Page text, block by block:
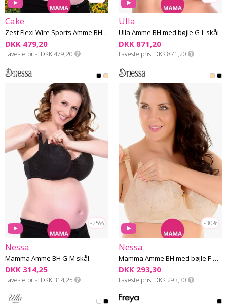
Cake
Zest Flexi Wire Sports Amme BH med bøjle F-K skål
DKK 479,20
Laveste pris DKK 479,20
Ulla
Ulla Amme BH med bøjle G-L skål
DKK 871,20
Laveste pris DKK 871,20
-25%
Nessa
Mamma Amme BH G-M skål
DKK 314,25
Laveste pris DKK 314,25
-30%
Nessa
Mamma Amme BH med bøjle F-M skål
DKK 293,30
Laveste pris DKK 293,30